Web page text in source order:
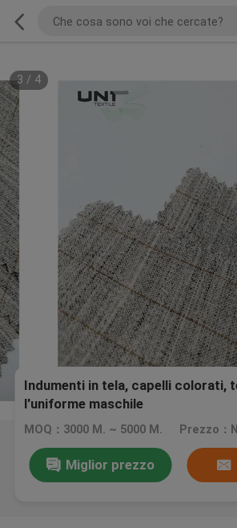
3 / 4
Indumenti in tela, capelli colorati,
l'uniforme maschile
MOQ：3000 M. ~ 5000 M. Prezzo：
Miglior prezzo